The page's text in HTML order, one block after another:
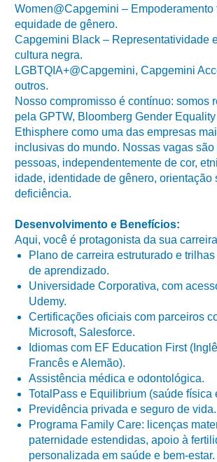
Women@Capgemini – Empoderamento
equidade de gênero.
Capgemini Black – Representatividade
cultura negra.
LGBTQIA+@Capgemini, Capgemini
outros.
Nosso compromisso é contínuo: somos
pela GPTW, Bloomberg Gender
Ethisphere como uma das empresas
inclusivas do mundo. Nossas vagas
pessoas, independentemente de cor,
idade, identidade de gênero, orientação
deficiência.
Desenvolvimento e Benefícios:
Aqui, você é protagonista da sua
Plano de carreira estruturado e
de aprendizado.
Universidade Corporativa, com
Udemy.
Certificações oficiais com parceiros
Microsoft, Salesforce.
Idiomas com EF Education First
Francês e Alemão).
Assistência médica e odontológica.
TotalPass e Equilibrium (saúde física
Previdência privada e seguro de vida.
Programa Family Care: licenças
paternidade estendidas, apoio à
personalizada em saúde e bem-estar.